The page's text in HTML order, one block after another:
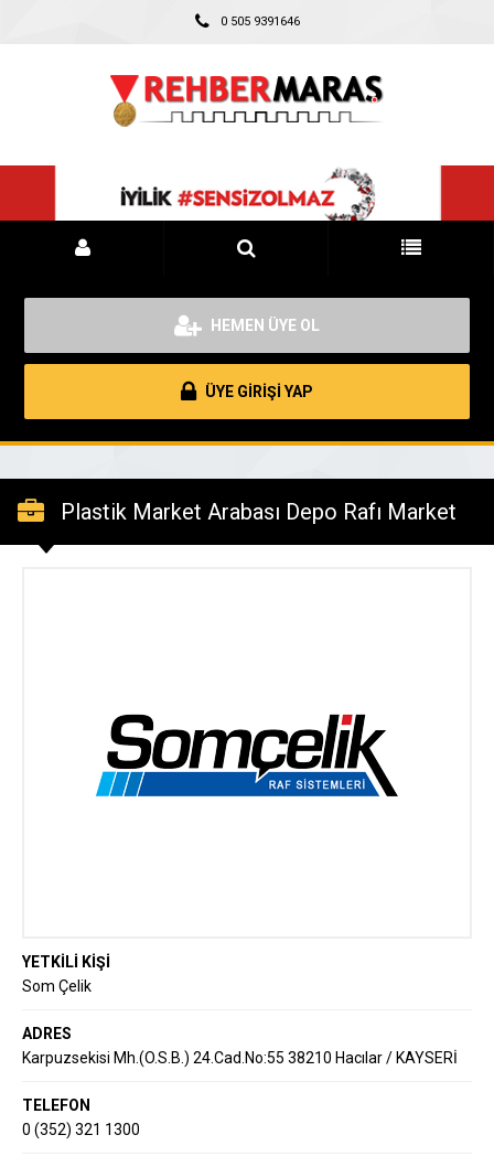
0 505 9391646
HEMEN ÜYE OL
ÜYE GİRİŞİ YAP
Plastik Market Arabası Depo Rafı Market
YETKİLİ KİŞİ
Som Çelik
ADRES
Karpuzsekisi Mh.(O.S.B.) 24.Cad.No:55 38210 Hacılar / KAYSERİ
TELEFON
0 (352) 321 1300